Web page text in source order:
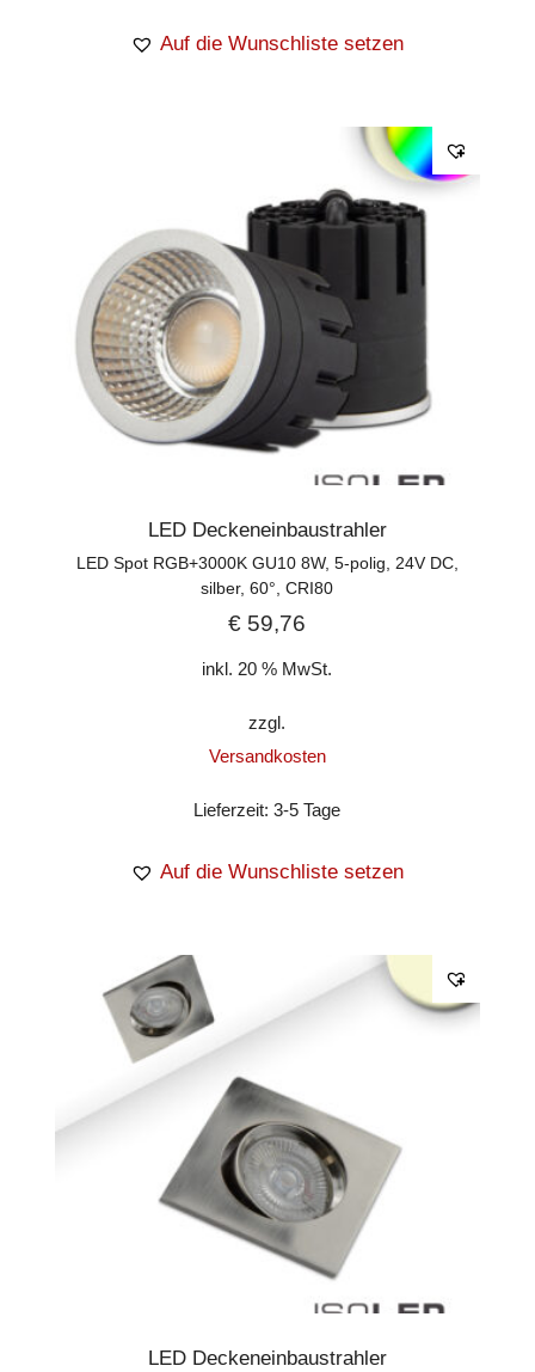
Auf die Wunschliste setzen
LED Deckeneinbaustrahler
LED Spot RGB+3000K GU10 8W, 5-polig, 24V DC,
silber, 60°, CRI80
€ 59,76
inkl. 20 % MwSt.
zzgl.
Versandkosten
Lieferzeit:3-5 Tage
Auf die Wunschliste setzen
LED Deckeneinbaustrahler